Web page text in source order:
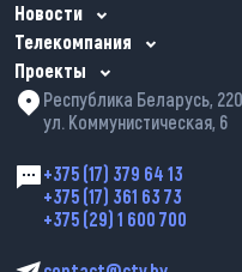
Новости
Телекомпания
Проекты
Республика Беларусь,
ул. Коммунистическая, 6
+375 (17) 379 64 13
+375 (17) 361 63 73
+375 (29) 1 600 700